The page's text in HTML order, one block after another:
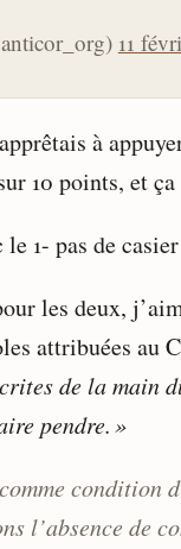
11
à
10 points, et
le 1- pas de
les deux,
attribuées au
de la main
pendre. »
condition
l’absence de